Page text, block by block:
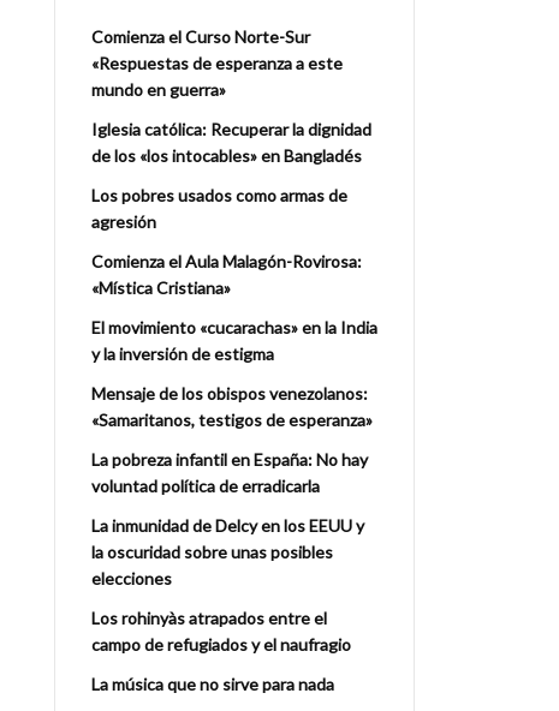
Comienza el Curso Norte-Sur
«Respuestas de esperanza a este
mundo en guerra»
Iglesia católica: Recuperar la dignidad
de los «los intocables» en Bangladés
Los pobres usados como armas de
agresión
Comienza el Aula Malagón-Rovirosa:
«Mística Cristiana»
El movimiento «cucarachas» en la India
y la inversión de estigma
Mensaje de los obispos venezolanos:
«Samaritanos, testigos de esperanza»
La pobreza infantil en España: No hay
voluntad política de erradicarla
La inmunidad de Delcy en los EEUU y
la oscuridad sobre unas posibles
elecciones
Los rohinyàs atrapados entre el
campo de refugiados y el naufragio
La música que no sirve para nada